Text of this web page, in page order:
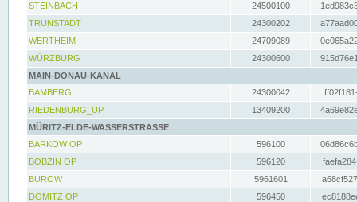
STEINBACH
24500100
TRUNSTADT
24300202
WERTHEIM
24709089
WÜRZBURG
24300600
MAIN-DONAU-KANAL
BAMBERG
24300042
RIEDENBURG_UP
13409200
MÜRITZ-ELDE-WASSERSTRASSE
BARKOW OP
596100
BOBZIN OP
596120
BUROW
5961601
DÖMITZ OP
596450